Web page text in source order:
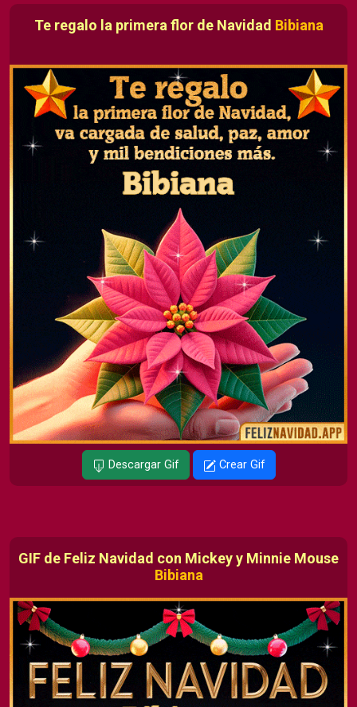
Te regalo la primera flor de Navidad Bibiana
Descargar Gif Crear Gif
GIF de Feliz Navidad con Mickey y Minnie Mouse
Bibiana